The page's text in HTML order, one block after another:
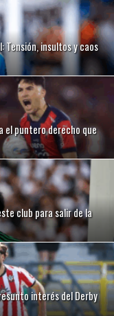
Tensión, insultos y caos
el puntero derecho que
club para salir de la
interés del Derby